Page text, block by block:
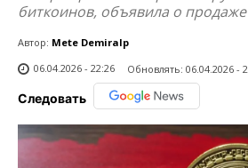
биткоинов, объявила о
Автор: Mete Demiralp
06.04.2026 - 22:26
Обновлять: 06.04.2026 -
Следовать